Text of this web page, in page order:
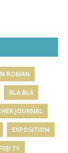
ROMAN
BLA BLA
JOURNAL
EXPOSITION
TV